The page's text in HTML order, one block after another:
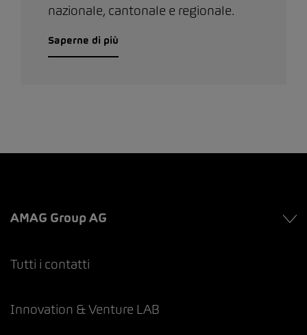
nazionale, cantonale e regionale.
Saperne di più
AMAG Group AG
Tutti i contatti
Innovation & Venture LAB